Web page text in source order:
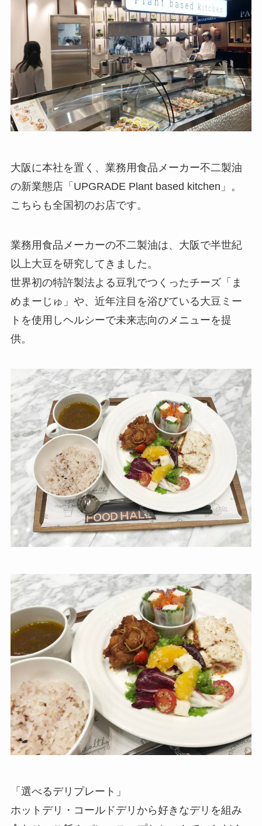
大阪に本社を置く、業務用食品メーカー不二製油
の新業態店「UPGRADE Plant based kitchen」。
こちらも全国初のお店です。
業務用食品メーカーの不二製油は、大阪で半世紀
以上大豆を研究してきました。
世界初の特許製法よる豆乳でつくったチーズ「ま
めまーじゅ」や、近年注目を浴びている大豆ミー
トを使用しヘルシーで未来志向のメニューを提
供。
「選べるデリプレート」
ホットデリ・コールドデリから好きなデリを組み